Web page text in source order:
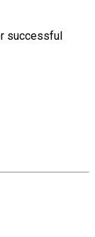
successful